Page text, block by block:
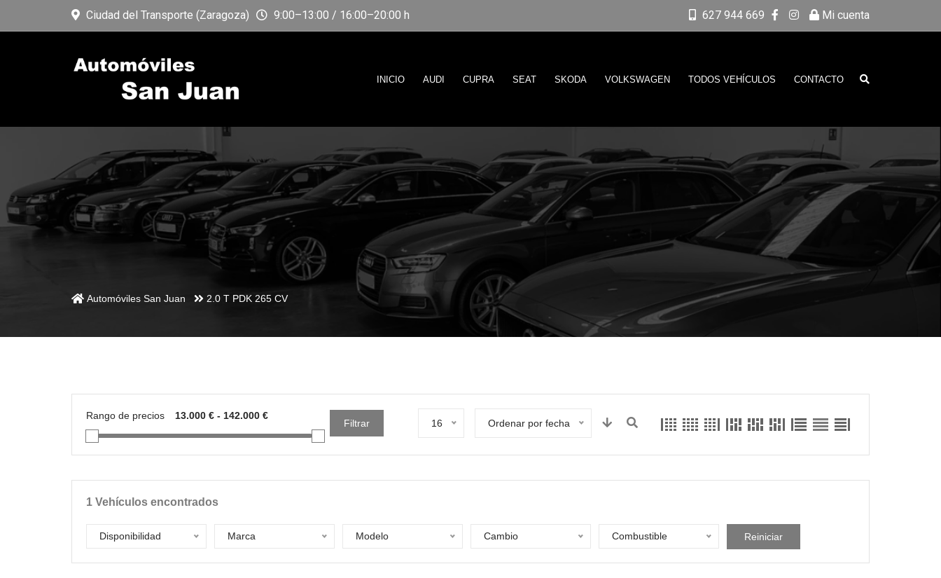
Ciudad del Transporte (Zaragoza) 9:00–13:00 / 16:00–20:00 h 627 944 669 Mi cuenta
INICIO AUDI CUPRA SEAT SKODA VOLKSWAGEN TODOS VEHÍCULOS CONTACTO
Automóviles San Juan 2.0 T PDK 265 CV
Rango de precios
Filtrar 16 Ordenar por fecha
1 Vehículos encontrados
Disponibilidad Marca Modelo Cambio Combustible Reiniciar